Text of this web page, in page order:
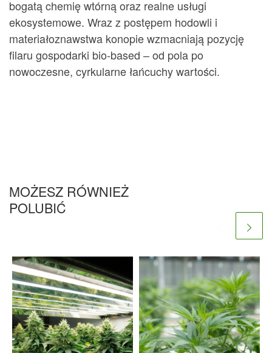
bogatą chemię wtórną oraz realne usługi
ekosystemowe. Wraz z postępem hodowli i
materiałoznawstwa konopie wzmacniają pozycję
filaru gospodarki bio-based – od pola po
nowoczesne, cyrkularne łańcuchy wartości.
MOŻESZ RÓWNIEŻ
POLUBIĆ